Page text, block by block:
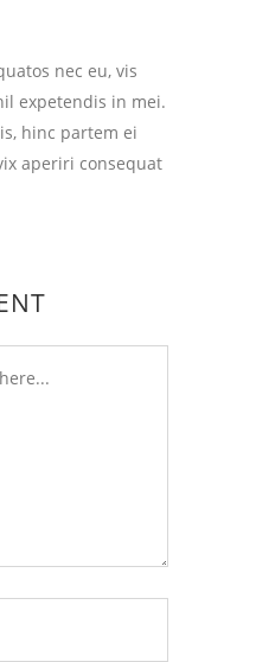
nec eu, vis
expetendis in mei.
hinc partem ei
aperiri consequat